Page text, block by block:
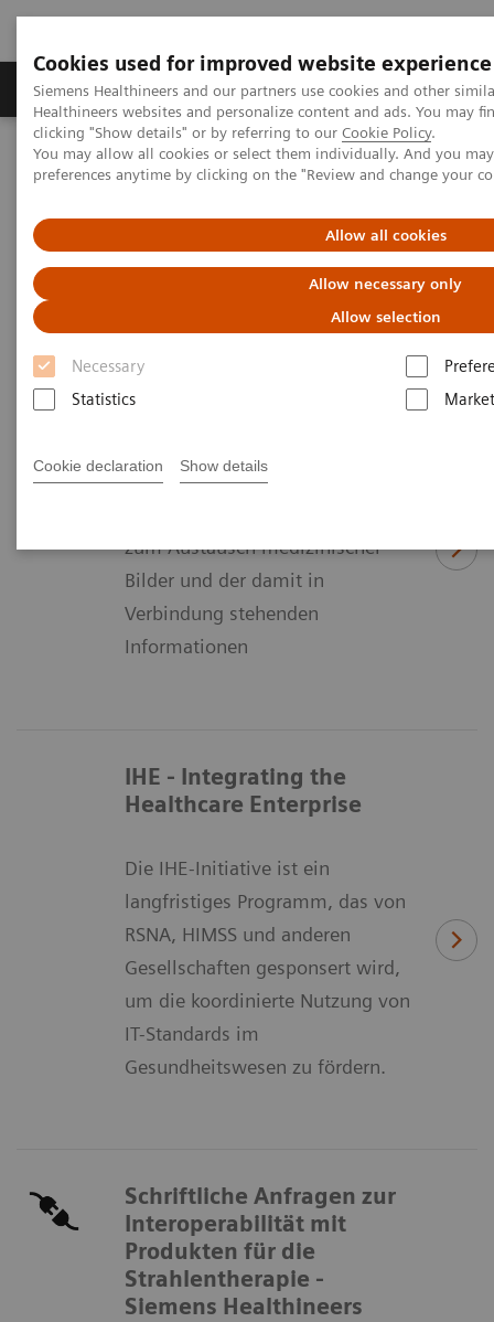
Cookies used for improved website experience
Siemens Healthineers and our partners use cookies and other
Healthineers websites and personalize content and ads. You may
clicking "Show details" or by referring to our Cookie Policy.
You may allow all cookies or select them individually. And you
preferences anytime by clicking on the "Review and change your
Allow all cookies
Allow necessary only
Allow selection
Necessary
Statistics
Cookie declaration Show details
Produkte & Services Fachbereiche
Home Services IT Standards
IT Standards
Der DICOM-Standard beschreibt
zum Austausch medizinischer
Bilder und der damit in
Verbindung stehenden
Informationen
IHE - Integrating the
Healthcare Enterprise
Die IHE-Initiative ist ein
langfristiges Programm, das von
RSNA, HIMSS und anderen
Gesellschaften gesponsert wird,
um die koordinierte Nutzung von
IT-Standards im
Gesundheitswesen zu fördern.
Schriftliche Anfragen zur
Interoperabilität mit
Produkten für die
Strahlentherapie -
Siemens Healthineers